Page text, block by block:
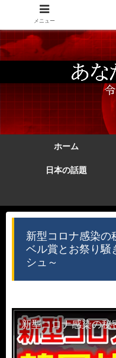
ホーム
日本の話題
新型コロナ感染の
ベル賞とお祭り騒
シュ～
メニュー